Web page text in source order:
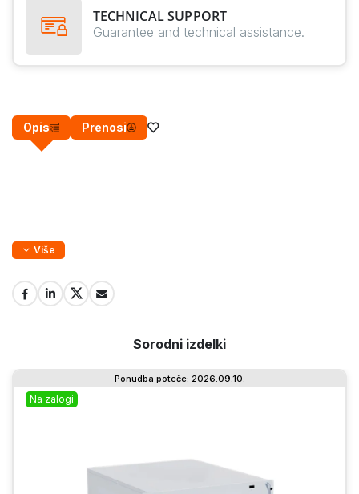
TECHNICAL SUPPORT
Guarantee and technical assistance.
Opis Prenosi
Više
Sorodni izdelki
Na zalogi
Ponudba poteče: 2026.09.10.